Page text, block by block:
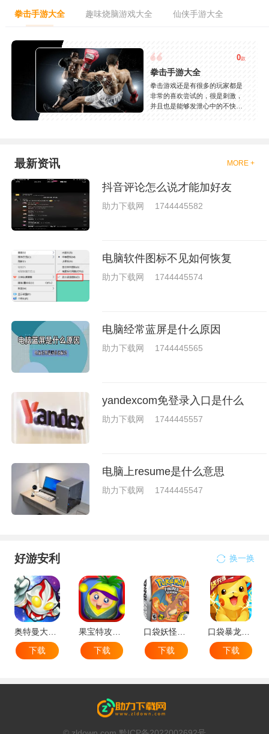
拳击手游大全 趣味烧脑游戏大全 仙侠手游大全
0款
拳击手游大全
拳击游戏还是有很多的玩家都是
非常的喜欢尝试的，很是刺激，
并且也是能够发泄心中的不快
够去进行体验的，我们也是能够
就是收集了一些有意思的拳击游
最新资讯 MORE +
抖音评论怎么说才能加好友
助力下载网 1744445582
电脑软件图标不见如何恢复
助力下载网 1744445574
电脑经常蓝屏是什么原因
助力下载网 1744445565
yandexcom免登录入口是什么
助力下载网 1744445557
电脑上resume是什么意思
助力下载网 1744445547
好游安利 换一换
奥特曼大战小怪兽
下载
下载
下载
下载